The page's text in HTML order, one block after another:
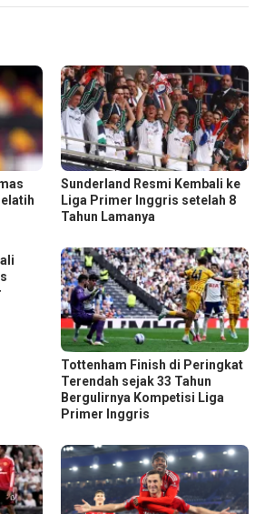
Sunderland Resmi Kembali ke
Liga Primer Inggris setelah 8
Tahun Lamanya
Tottenham Finish di Peringkat
Terendah sejak 33 Tahun
Bergulirnya Kompetisi Liga
Primer Inggris